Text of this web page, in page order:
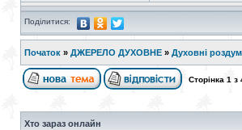
Поділитися:
Початок » ДЖЕРЕЛО ДУХОВНЕ » Духовні
Сторінка 1 з
Хто зараз онлайн